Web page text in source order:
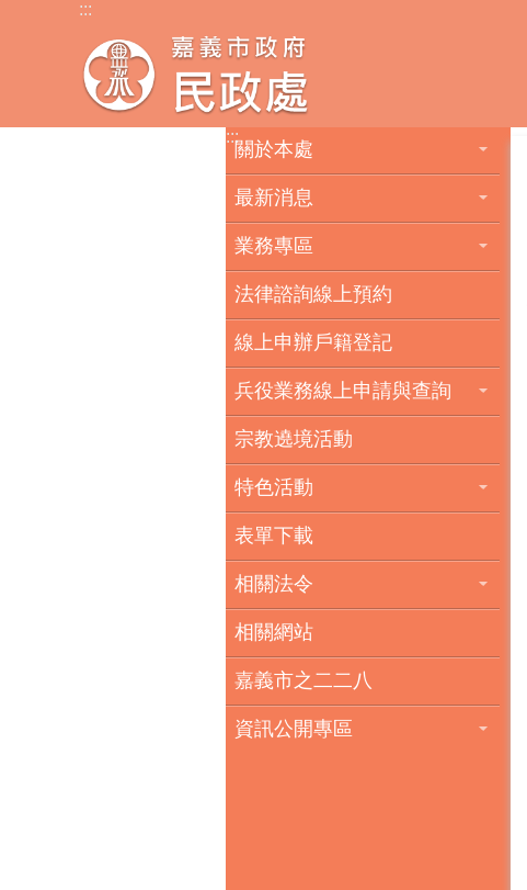
跳到主要內容區塊
:::
:::
關於本處
最新消息
業務專區
法律諮詢線上預約
線上申辦戶籍登記
兵役業務線上申請與查詢
宗教遶境活動
特色活動
表單下載
相關法令
相關網站
嘉義市之二二八
資訊公開專區